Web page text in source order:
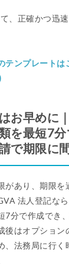
、正確かつ迅
テンプレートは
お早めに
を最短7
で期限に
があり、期限を
法人登記な
7分で作成でき
後はオプション
、法務局に行く